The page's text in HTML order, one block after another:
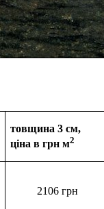
товщина 3 см,
ціна в грн м2
2106 грн